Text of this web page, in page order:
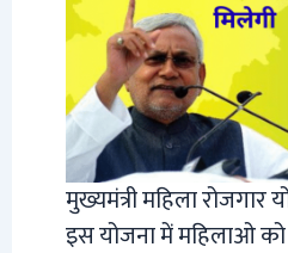
मुख्यमंत्री महिला रोजगार
इस योजना में महिलाओ